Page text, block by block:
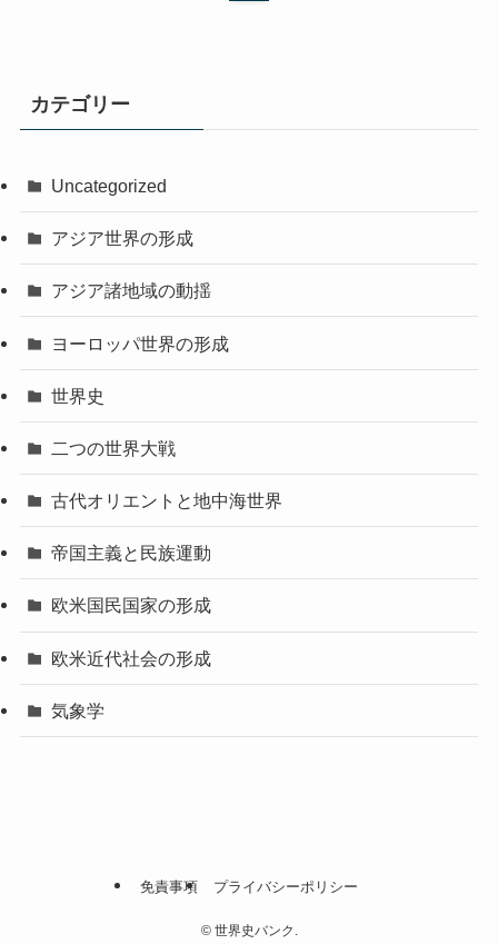
カテゴリー
Uncategorized
アジア世界の形成
アジア諸地域の動揺
ヨーロッパ世界の形成
世界史
二つの世界大戦
古代オリエントと地中海世界
帝国主義と民族運動
欧米国民国家の形成
欧米近代社会の形成
気象学
免責事項 プライバシーポリシー
©世界史バンク.